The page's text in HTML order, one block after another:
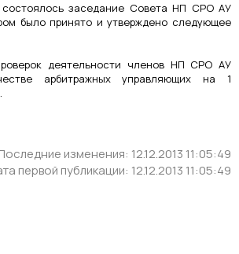
заседание Совета НП СРО АУ
было принято и утверждено следующее
деятельности членов НП СРО АУ
арбитражных управляющих на 1
изменения: 12.12.2013 11:05:49
первой публикации: 12.12.2013 11:05:49